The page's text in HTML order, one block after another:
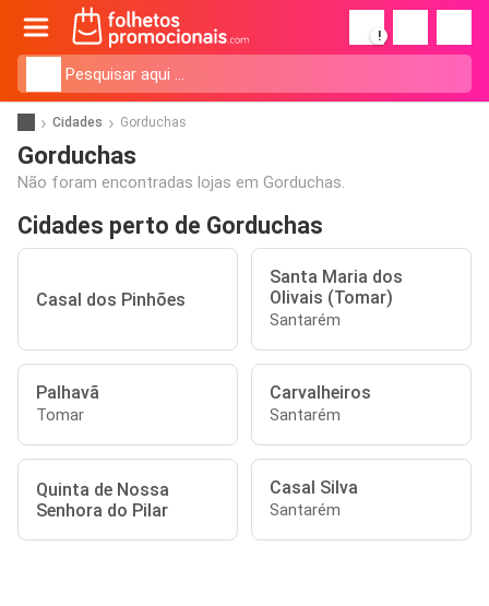
!
Cidades Gorduchas
Gorduchas
Não foram encontradas lojas em Gorduchas.
Cidades perto de Gorduchas
Casal dos Pinhões
Santa Maria dos
Olivais (Tomar)
Santarém
Palhavã
Tomar
Carvalheiros
Santarém
Quinta de Nossa
Senhora do Pilar
Casal Silva
Santarém